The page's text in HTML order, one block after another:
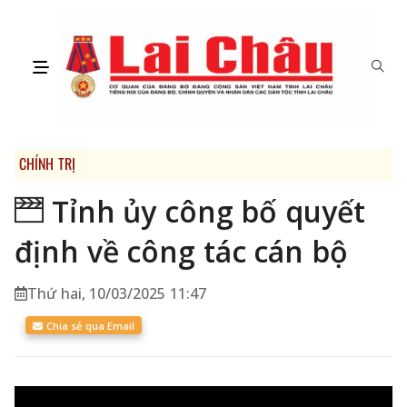
CHÍNH TRỊ
Tỉnh ủy công bố quyết
định về công tác cán bộ
Thứ hai, 10/03/2025 11:47
Chia sẻ qua Email